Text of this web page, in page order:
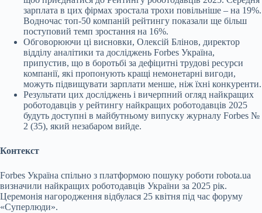
зарплата в цих фірмах зростала трохи повільніше – на 19%.
Водночас топ-50 компаній рейтингу показали ще більш
поступовий темп зростання на 16%.
Обговорюючи ці висновки, Олексій Блінов, директор
відділу аналітики та досліджень Forbes Україна,
припустив, що в боротьбі за дефіцитні трудові ресурси
компанії, які пропонують кращі немонетарні вигоди,
можуть підвищувати зарплати менше, ніж їхні конкуренти.
Результати цих досліджень і вичерпний огляд найкращих
роботодавців у рейтингу найкращих роботодавців 2025
будуть доступні в майбутньому випуску журналу Forbes №
2 (35), який незабаром вийде.
Контекст
Forbes Україна спільно з платформою пошуку роботи robota.ua
визначили найкращих роботодавців України за 2025 рік.
Церемонія нагородження відбулася 25 квітня під час форуму
«Суперлюди».